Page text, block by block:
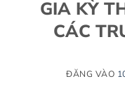
GIA KỲ
CÁC
ĐĂNG VÀO